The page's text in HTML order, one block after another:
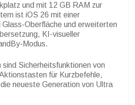
und mit 12 GB RAM zur
ist iOS 26 mit einer
Glass-Oberfläche und erweiterten
KI-visueller
Modus.
sind Sicherheitsfunktionen von
für Kurzbefehle,
die neueste Generation von Ultra